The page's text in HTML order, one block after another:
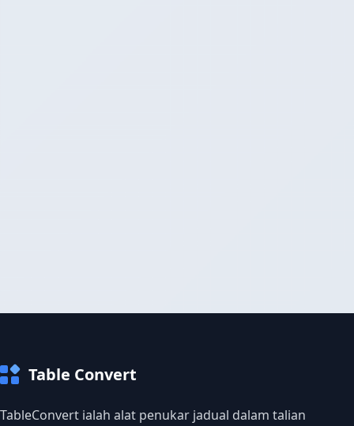
Table Convert
TableConvert ialah alat penukar jadual dalam talian